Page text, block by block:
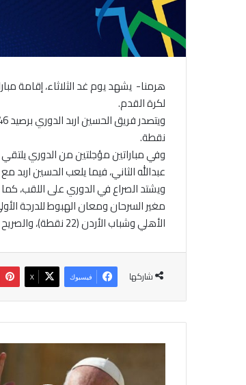
هرمنا- يشهد يوم غد الثلاثاء، إقامة
لكرة القدم.
نقطة.
وفي مباراتين مؤجلتين من الدوري
عبدالله الثاني، فيما يلعب الحسين اربد مع الرمثا عند السابعة
ويشتد الصراع في الدوري على اللقب،
مغير السرحان ومعان الهبوط للدرجة
الأهلي وشباب الأردن (22 نقطة)، والصريح وشباب العقبة (19 نقطة).
شاركها فيسبوك ‫X